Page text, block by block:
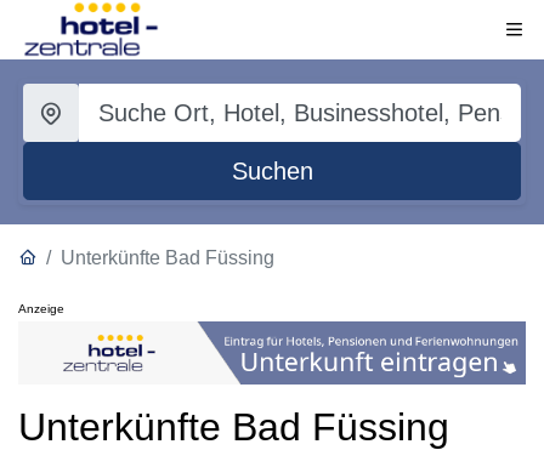
Suchen
Unterkünfte Bad Füssing
Anzeige
Unterkünfte Bad Füssing